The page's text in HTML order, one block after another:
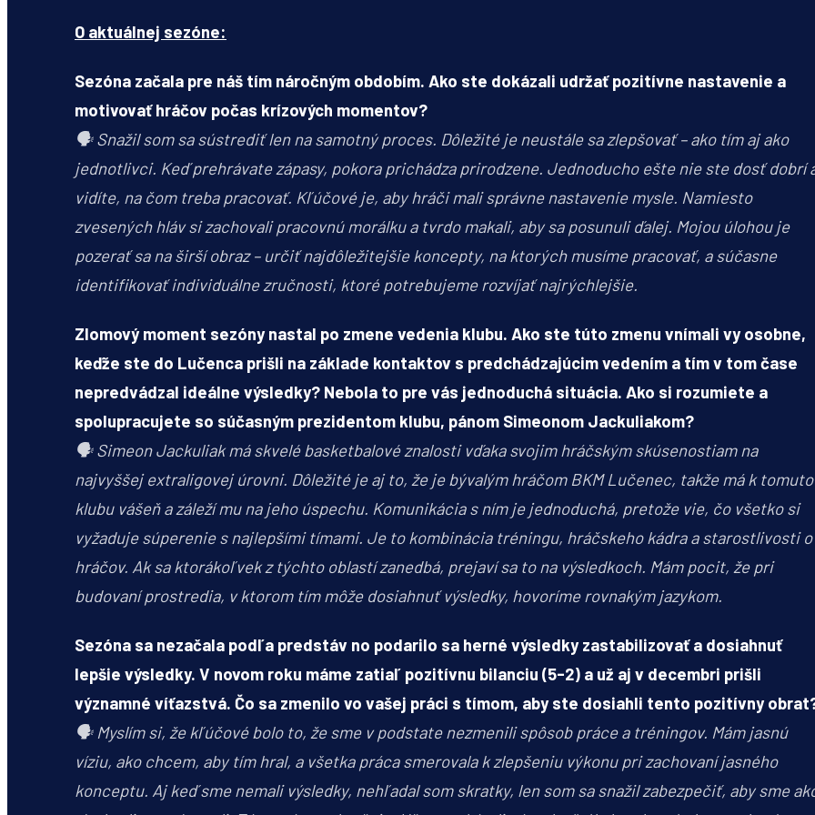
O aktuálnej sezóne:
Sezóna začala pre náš tím náročným obdobím. Ako ste dokázali udržať pozitívne nastavenie a
motivovať hráčov počas krízových momentov?
🗣️ Snažil som sa sústrediť len na samotný proces. Dôležité je neustále sa zlepšovať – ako tím aj ako
jednotlivci. Keď prehrávate zápasy, pokora prichádza prirodzene. Jednoducho ešte nie ste dosť dobrí
vidíte, na čom treba pracovať. Kľúčové je, aby hráči mali správne nastavenie mysle. Namiesto
zvesených hláv si zachovali pracovnú morálku a tvrdo makali, aby sa posunuli ďalej. Mojou úlohou je
pozerať sa na širší obraz – určiť najdôležitejšie koncepty, na ktorých musíme pracovať, a súčasne
identifikovať individuálne zručnosti, ktoré potrebujeme rozvíjať najrýchlejšie.
Zlomový moment sezóny nastal po zmene vedenia klubu. Ako ste túto zmenu vnímali vy osobne,
keďže ste do Lučenca prišli na základe kontaktov s predchádzajúcim vedením a tím v tom čase
nepredvádzal ideálne výsledky? Nebola to pre vás jednoduchá situácia. Ako si rozumiete a
spolupracujete so súčasným prezidentom klubu, pánom Simeonom Jackuliakom?
🗣️ Simeon Jackuliak má skvelé basketbalové znalosti vďaka svojim hráčským skúsenostiam na
najvyššej extraligovej úrovni. Dôležité je aj to, že je bývalým hráčom BKM Lučenec, takže má k tomuto
klubu vášeň a záleží mu na jeho úspechu. Komunikácia s ním je jednoduchá, pretože vie, čo všetko si
vyžaduje súperenie s najlepšími tímami. Je to kombinácia tréningu, hráčskeho kádra a starostlivosti o
hráčov. Ak sa ktorákoľvek z týchto oblastí zanedbá, prejaví sa to na výsledkoch. Mám pocit, že pri
budovaní prostredia, v ktorom tím môže dosiahnuť výsledky, hovoríme rovnakým jazykom.
Sezóna sa nezačala podľa predstáv no podarilo sa herné výsledky zastabilizovať a dosiahnuť
lepšie výsledky. V novom roku máme zatiaľ pozitívnu bilanciu (5-2) a už aj v decembri prišli
významné víťazstvá. Čo sa zmenilo vo vašej práci s tímom, aby ste dosiahli tento pozitívny
🗣️ Myslím si, že kľúčové bolo to, že sme v podstate nezmenili spôsob práce a tréningov. Mám jasnú
víziu, ako chcem, aby tím hral, a všetka práca smerovala k zlepšeniu výkonu pri zachovaní jasného
konceptu. Aj keď sme nemali výsledky, nehľadal som skratky, len som sa snažil zabezpečiť, aby sme